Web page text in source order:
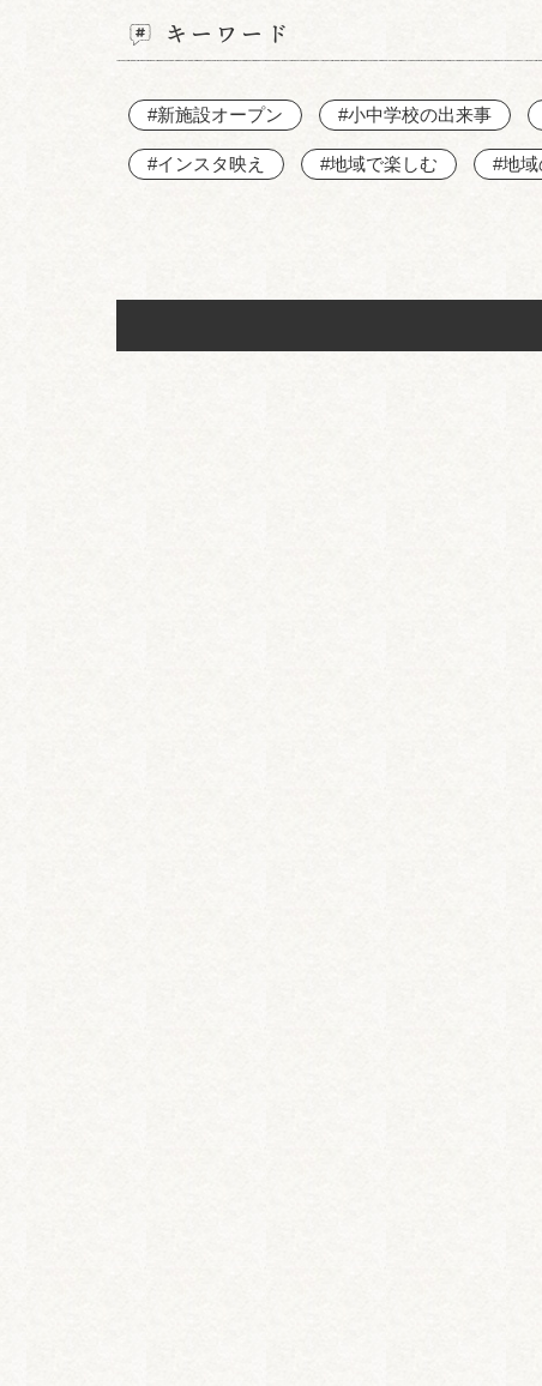
キーワード
#新施設オープン #小中学校の出来事
#インスタ映え #地域で楽しむ #地域